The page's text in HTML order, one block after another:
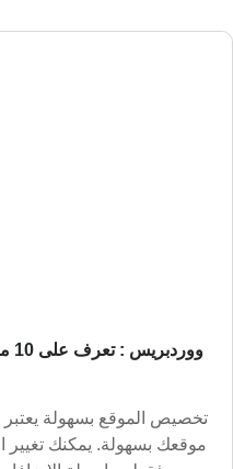
تخصيص الموقع بسهولة
موقعك بسهولة. يمكنك تغيير